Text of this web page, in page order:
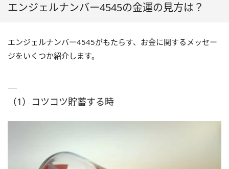
エンジェルナンバー4545の金運の見方は？
エンジェルナンバー4545がもたらす、お金に関するメッセー
ジをいくつか紹介します。
（1）コツコツ貯蓄する時